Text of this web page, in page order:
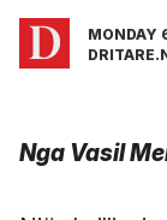
MONDAY
Nga Vasil